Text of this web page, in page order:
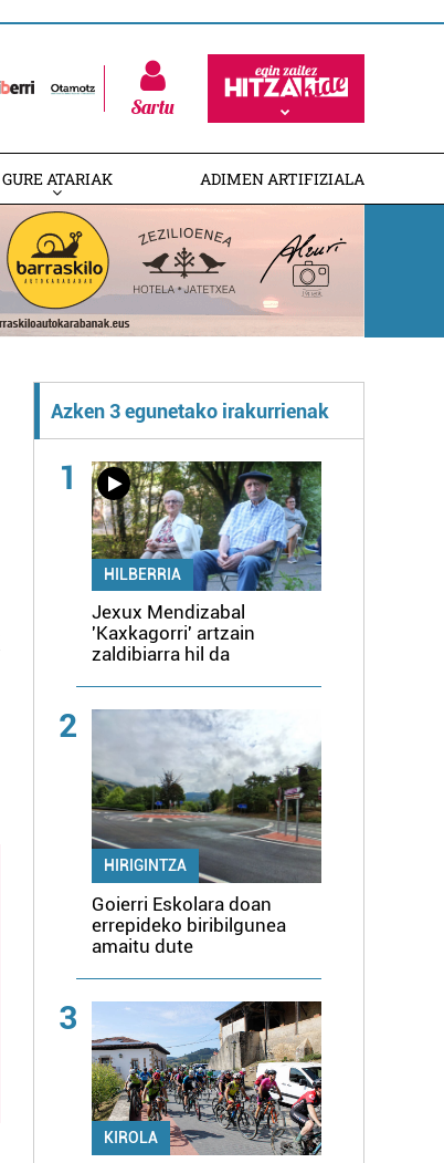
Sartu
GURE ATARIAK ADIMEN ARTIFIZIALA
Azken 3 egunetako irakurrienak
1
HILBERRIA
Jexux Mendizabal
'Kaxkagorri' artzain
zaldibiarra hil da
2
HIRIGINTZA
Goierri Eskolara doan
errepideko biribilgunea
amaitu dute
3
KIROLA